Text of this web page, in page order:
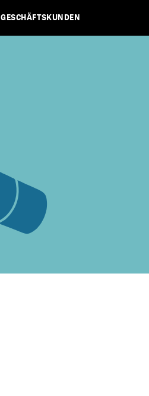
GESCHÄFTSKUNDEN